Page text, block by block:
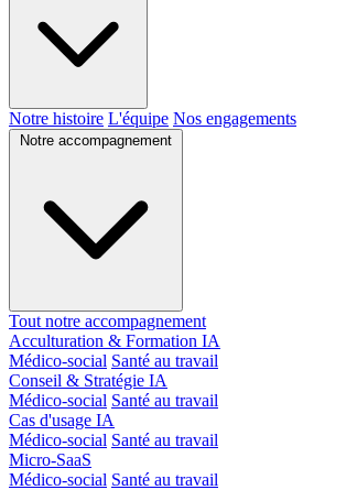
Notre histoire L'équipe Nos engagements
Notre accompagnement
Tout notre accompagnement
Acculturation & Formation IA
Médico-social Santé au travail
Conseil & Stratégie IA
Médico-social Santé au travail
Cas d'usage IA
Médico-social Santé au travail
Micro-SaaS
Médico-social Santé au travail